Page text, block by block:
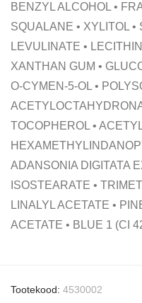
BENZYL ALCOHOL •
SQUALANE • XYLITOL
LEVULINATE •
XANTHAN GUM •
O-CYMEN-5-OL •
TOCOPHEROL •
ADANSONIA DIGITATA
ISOSTEARATE •
LINALYL ACETATE •
ACETATE • BLUE 1 (CI
Tootekood: 4530002